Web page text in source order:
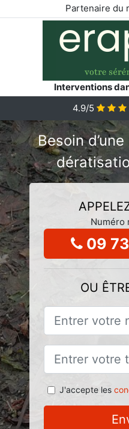
Partenaire du
Interventions
4.9/5
Besoin
Numéro
09
OU
J'accepte les